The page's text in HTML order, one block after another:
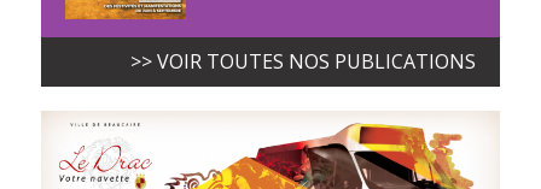
>> VOIR TOUTES NOS PUBLICATIONS